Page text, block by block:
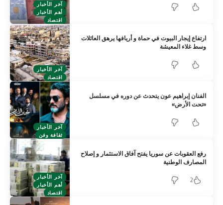
آخر الأخبار
أهم الأخبار
اقتصاد
آخر الأخبار
اقتصاد
ارتفاع إيجار البيوت في حماة و أريافها يرهق العائلات
وسط غلاء المعيشة
آخر الأخبار
ثقافة وفن
الفنان إبراهيم عون يتحدث عن دوره في مسلسل
«تحت الأرض»
آخر الأخبار
أهم الأخبار
اقتصاد
رفع العقوبات عن سوريا يفتح آفاق الاستثمار و إصلاح
المصارف الوطنية
2